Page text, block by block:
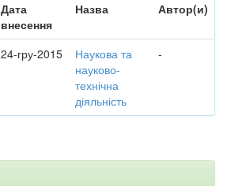
Дата
внесення
Назва Автор(и)
24-гру-2015
Наукова та
науково-
технічна
діяльність
-